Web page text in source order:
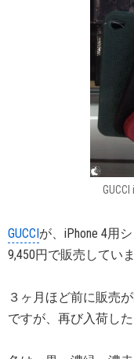
GUCCIが、iPhone 4用
9,450円で販売していま
３ヶ月ほど前に販売
ですが、再び入荷した